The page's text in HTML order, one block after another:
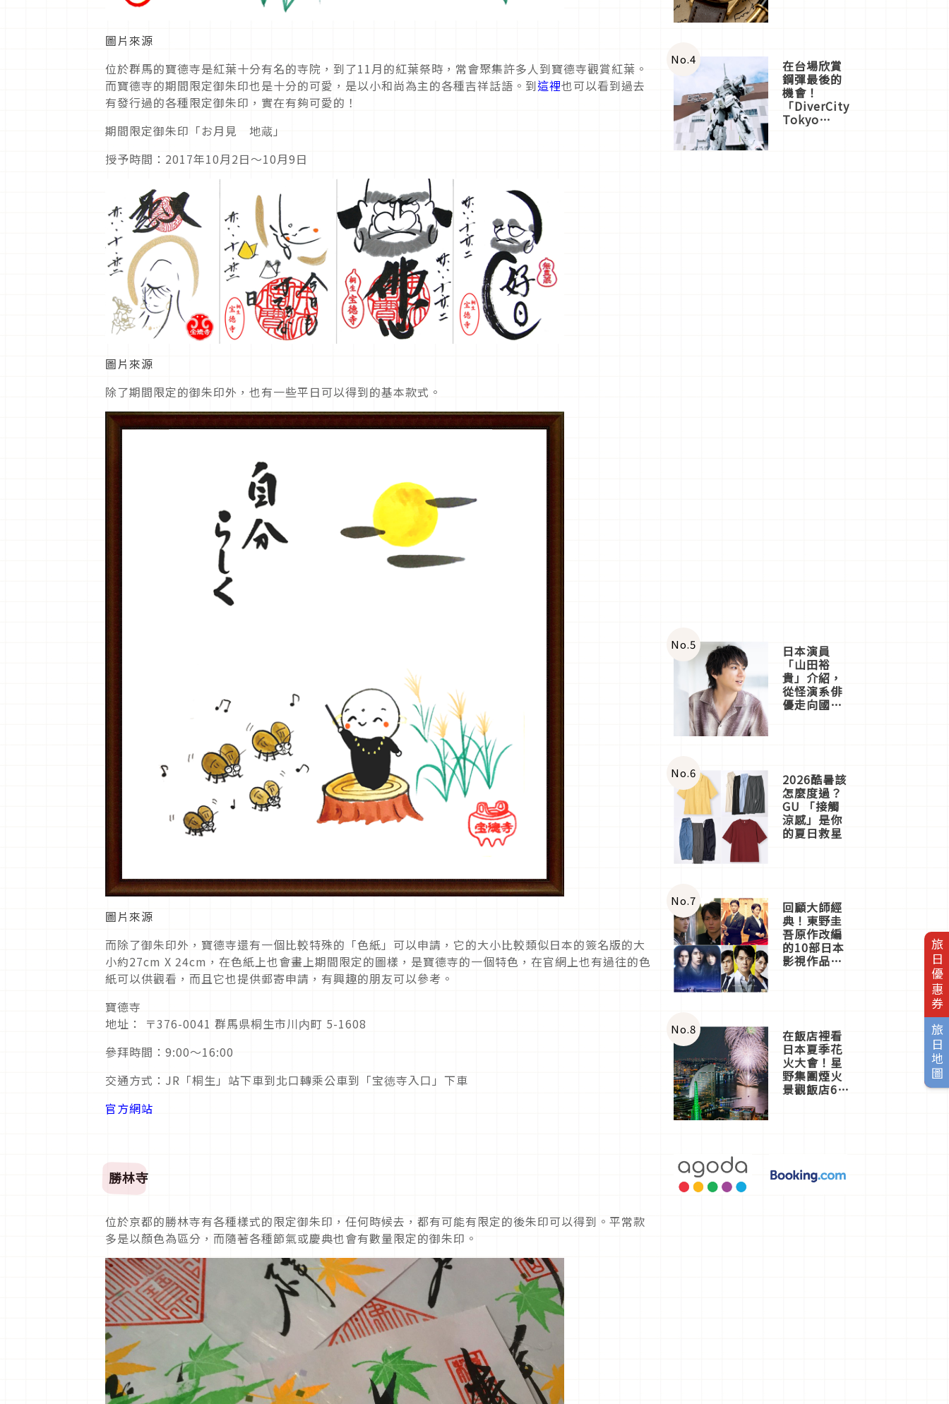
旅日優惠券
旅日地圖
圖片來源
位於群馬的寶德寺是紅葉十分有名的寺院，到了11月的紅葉祭時，常會聚集許多人到寶德寺觀賞紅葉。
而寶德寺的期間限定御朱印也是十分的可愛，是以小和尚為主的各種吉祥話語。到這裡也可以看到過去
有發行過的各種限定御朱印，實在有夠可愛的！
期間限定御朱印「お月見 地蔵」
授予時間：2017年10月2日～10月9日
圖片來源
除了期間限定的御朱印外，也有一些平日可以得到的基本款式。
圖片來源
而除了御朱印外，寶德寺還有一個比較特殊的「色紙」可以申請，它的大小比較類似日本的簽名版的大
小約27cm X 24cm，在色紙上也會畫上期間限定的圖樣，是寶德寺的一個特色，在官網上也有過往的色
紙可以供觀看，而且它也提供郵寄申請，有興趣的朋友可以參考。
寶德寺
地址： 〒376-0041 群馬県桐生市川内町 5-1608
參拜時間：9:00～16:00
交通方式：JR「桐生」站下車到北口轉乘公車到「宝徳寺入口」下車
官方網站
勝林寺
位於京都的勝林寺有各種樣式的限定御朱印，任何時候去，都有可能有限定的後朱印可以得到。平常款
多是以顏色為區分，而隨著各種節氣或慶典也會有數量限定的御朱印。
No.4 在台場欣賞
鋼彈最後的
機會！
「DiverCity
Tokyo
No.5 日本演員
「山田裕
貴」介紹，
從怪演系俳
優走向國民
No.6 2026酷暑該
怎麼度過？
GU 「接觸
涼感」是你
的夏日救星
No.7 回顧大師經
典！東野圭
吾原作改編
的10部日本
影視作品推
No.8 在飯店裡看
日本夏季花
火大會！星
野集團煙火
景觀飯店6